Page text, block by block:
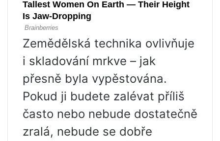
Zemědělská technika ovlivňuje
i skladování mrkve – jak
přesně byla vypěstována.
Pokud ji budete zalévat příliš
často nebo nebude dostatečně
zralá, nebude se dobře